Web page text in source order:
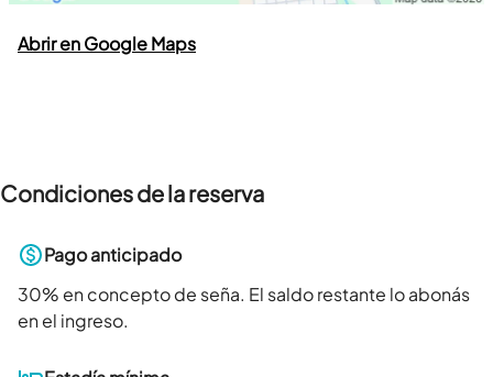
Abrir en Google Maps
Condiciones de la reserva
Pago anticipado
30% en concepto de seña. El saldo restante lo abonás
en el ingreso.